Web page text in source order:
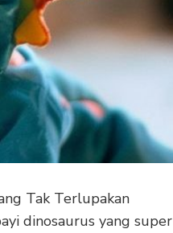
Tak Terlupakan
dinosaurus yang super